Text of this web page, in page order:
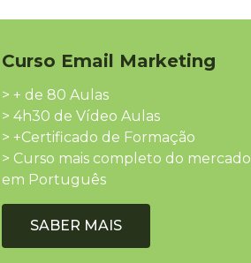
Curso Email Marketing
> + de 80 Aulas
> 4h30 de Vídeo Aulas
> +Certificado de Formação
> Curso mais completo do mercado
em Português
SABER MAIS